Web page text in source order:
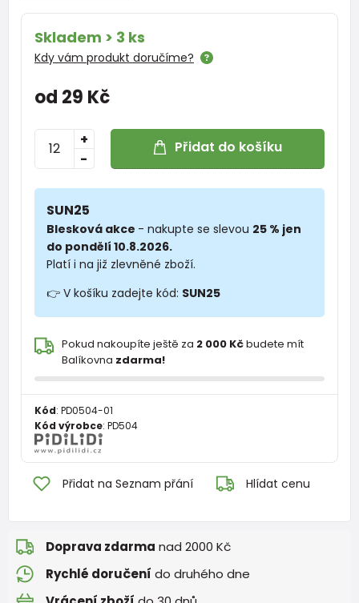
Skladem > 3 ks
Kdy vám produkt doručíme?
od 29 Kč
-
+ Přidat do košíku
SUN25
Blesková akce - nakupte se slevou 25 % jen
do pondělí 10.8.2026.
Platí i na již zlevněné zboží.
👉 V košíku zadejte kód: SUN25
Pokud nakoupíte ještě za 2 000 Kčbudete mít
Balíkovna zdarma!
Kód: PD0504-01
Kód výrobce: PD504
Přidat na Seznam přání Hlídat cenu
Doprava zdarma nad 2000 Kč
Rychlé doručení do druhého dne